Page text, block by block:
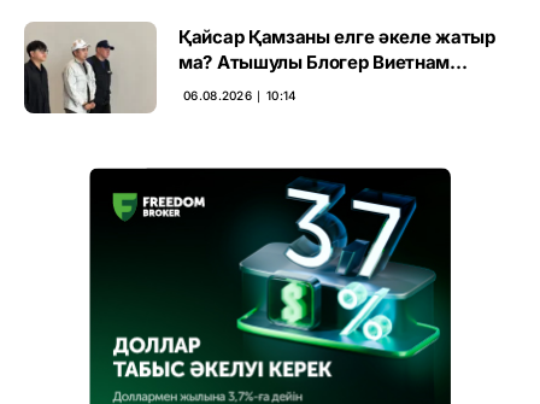
Қайсар Қамзаны елге әкеле жатыр
ма? Атышулы Блогер Виетнам
әуежайында көзге түсті
06.08.2026 ∣ 10:14